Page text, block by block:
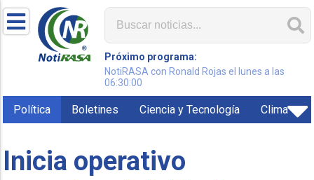
Próximo programa:
NotiRASA con Ronald Rojas el lunes a las
06:30:00
Política Boletines Ciencia y Tecnología Clima
Inicia operativo